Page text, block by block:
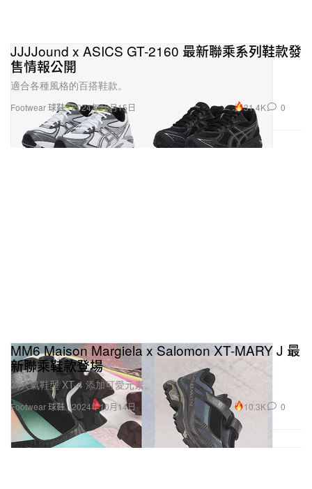
Footwear 球鞋
JJJJound x ASICS GT-2160 最新聯乘系列鞋款發
售情報公開
適合各種風格的百搭鞋款。
2024年10月15日 31.4K 0
Footwear 球鞋
MM6 Maison Margiela x Salomon XT-MARY J 最
新聯乘鞋款登場
為人氣鞋型 XT-4 添加可愛元素。
2024年10月14日 10.3K 0